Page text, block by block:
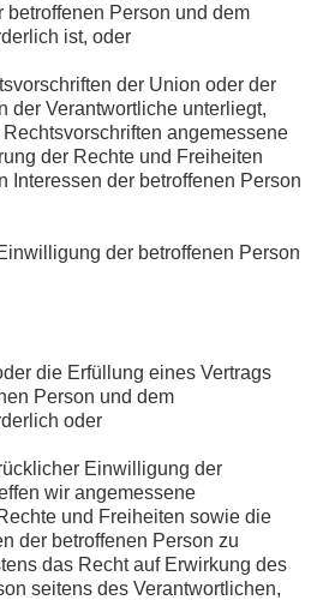
betroffenen Person und dem
ist, oder
der Union oder der
der Verantwortliche unterliegt,
angemessene
der Rechte und Freiheiten
Interessen der betroffenen Person
der betroffenen Person
die Erfüllung eines Vertrags
Person und dem
oder
Einwilligung der
wir angemessene
und Freiheiten sowie die
der betroffenen Person zu
das Recht auf Erwirkung des
seitens des Verantwortlichen,